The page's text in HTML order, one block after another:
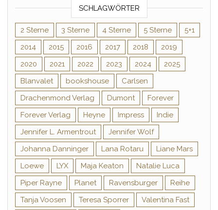
SCHLAGWÖRTER
2 Sterne 3 Sterne 4 Sterne 5 Sterne
5+1
2014
2015 2016 2017 2018
2019
2020
2021 2022 2023 2024
2025
Blanvalet
bookshouse
Carlsen
Drachenmond Verlag
Dumont
Forever
Forever Verlag
Heyne Impress
Indie
Jennifer L. Armentrout
Jennifer Wolf
Johanna Danninger
Lana Rotaru
Liane Mars
Loewe
LYX Maja Keaton
Natalie Luca
Piper Rayne
Planet Ravensburger
Reihe
Tanja Voosen
Teresa Sporrer
Valentina Fast